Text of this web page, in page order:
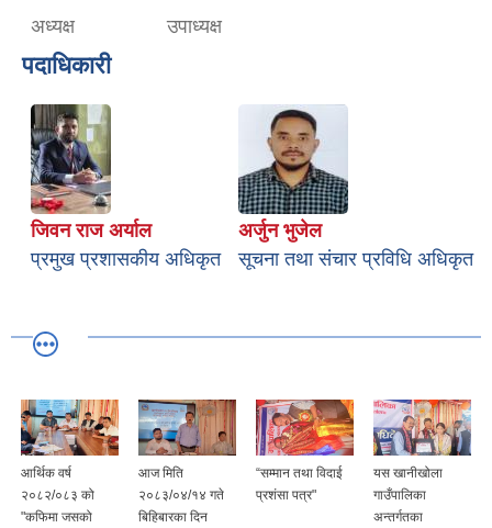
अध्यक्ष उपाध्यक्ष
पदाधिकारी
जिवन राज अर्याल
प्रमुख प्रशासकीय अधिकृत
अर्जुन भुजेल
सूचना तथा संचार प्रविधि अधिकृत
आर्थिक वर्ष
२०८२/०८३ को
"कफिमा जसको
आज मिति
२०८३/०४/१४ गते
बिहिबारका दिन
“सम्मान तथा विदाई
प्रशंसा पत्र"
यस खानीखोला
गाउँपालिका
अन्तर्गतका